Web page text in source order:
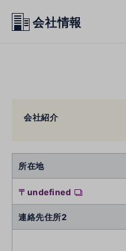
会社情報
会社紹介
所在地
〒undefined
連絡先住所2